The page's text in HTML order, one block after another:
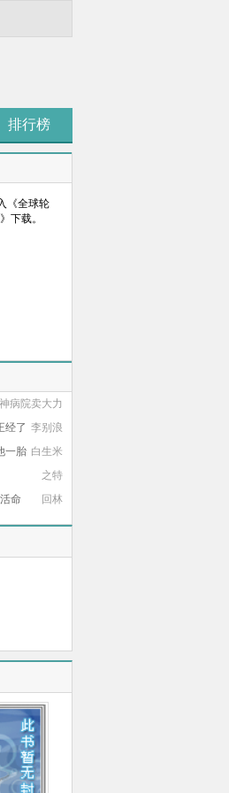
排行榜
病院卖大力
李别浪
经了
白生米
一胎
之特
回林
命